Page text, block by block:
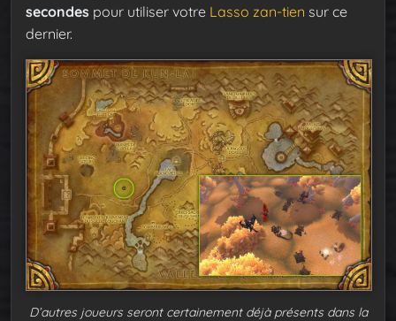
secondes pour utiliser votre Lasso zan-tien sur ce
dernier.
D’autres joueurs seront certainement déjà présents dans la